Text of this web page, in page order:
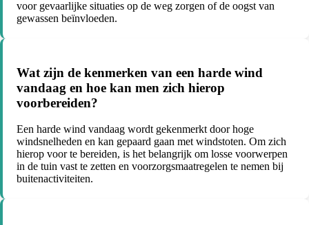
voor gevaarlijke situaties op de weg zorgen of de oogst van
gewassen beïnvloeden.
Wat zijn de kenmerken van een harde wind
vandaag en hoe kan men zich hierop
voorbereiden?
Een harde wind vandaag wordt gekenmerkt door hoge
windsnelheden en kan gepaard gaan met windstoten. Om zich
hierop voor te bereiden, is het belangrijk om losse voorwerpen
in de tuin vast te zetten en voorzorgsmaatregelen te nemen bij
buitenactiviteiten.